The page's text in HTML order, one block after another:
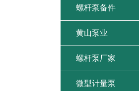
螺杆泵备件
黄山泵业
螺杆泵厂家
微型计量泵